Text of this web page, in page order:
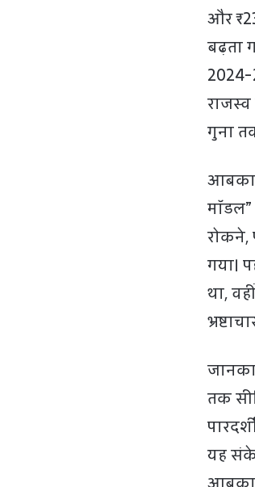
और
बढ़ता
2024-
गुना
रोकने,
गया।
था,
तक
यह